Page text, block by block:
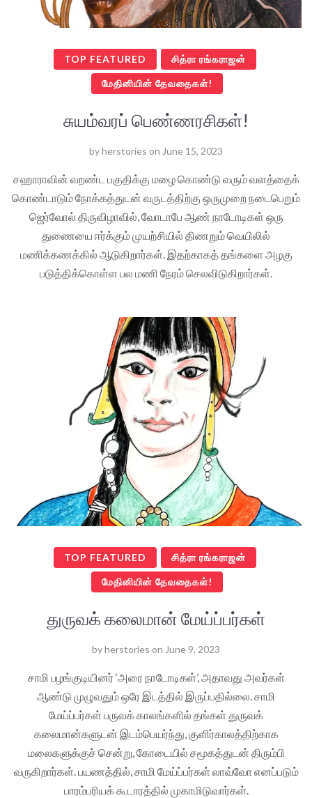
TOP FEATURED சித்ரா ரங்கராஜன்
மேதினியின் தேவதைகள்!
சுயம்வரப் பெண்ணரசிகள்!
byherstories on June 15, 2023
சஹாராவின் வறண்ட பகுதிக்கு மழை கொண்டு வரும் வளத்தைக்
கொண்டாடும் நோக்கத்துடன் வருடத்திற்கு ஒருமுறை நடைபெறும்
ஜெர்வோல் திருவிழாவில், வோடாபே ஆண் நாடோடிகள் ஒரு
துணையை ஈர்க்கும் முயற்சியில் திணறும் வெயிலில்
மணிக்கணக்கில் ஆடுகிறார்கள். இதற்காகத் தங்களை அழகு
படுத்திக்கொள்ள பல மணி நேரம் செலவிடுகிறார்கள்.
TOP FEATURED சித்ரா ரங்கராஜன்
மேதினியின் தேவதைகள்!
துருவக் கலைமான் மேய்ப்பர்கள்
byherstories on June 9, 2023
சாமி பழங்குடியினர் ‘அரை நாடோடிகள்’, அதாவது அவர்கள்
ஆண்டு முழுவதும் ஒரே இடத்தில் இருப்பதில்லை. சாமி
மேய்ப்பர்கள் பருவக் காலங்களில் தங்கள் துருவக்
கலைமான்களுடன் இடம்பெயர்ந்து, குளிர்காலத்திற்காக
மலைகளுக்குச் சென்று, கோடையில் சமூகத்துடன் திரும்பி
வருகிறார்கள். பயணத்தில், சாமி மேய்ப்பர்கள் லாவ்வோ எனப்படும்
பாரம்பரியக் கூடாரத்தில் முகாமிடுவார்கள்.